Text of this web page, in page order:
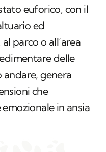
euforico, con il
ed
parco o all’area
delle
andare, genera
che
in ansia